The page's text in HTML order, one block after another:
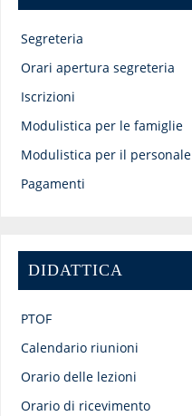
Segreteria
Orari apertura segreteria
Iscrizioni
Modulistica per le famiglie
Modulistica per il personale
Pagamenti
DIDATTICA
PTOF
Calendario riunioni
Orario delle lezioni
Orario di ricevimento